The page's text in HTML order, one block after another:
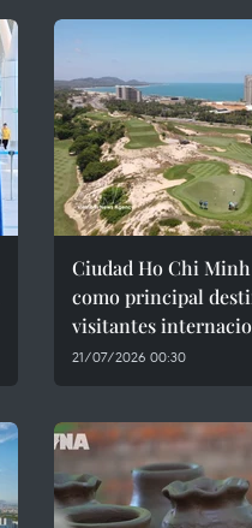
Ciudad Ho Chi Minh
como principal
visitantes
21/07/2026 00:30